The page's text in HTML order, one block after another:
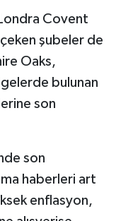
Covent
şubeler de
Oaks,
bulunan
son
son
haberleri art
enflasyon,